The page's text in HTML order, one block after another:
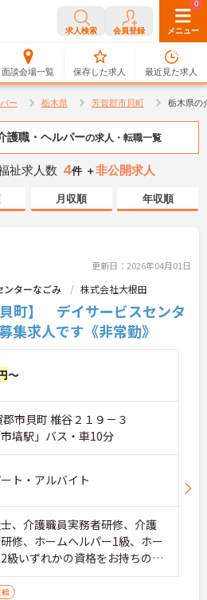
求人検索 会員登録 メニュー
面談会場一覧
0
保存した求人
0
最近見た求人
ー 栃木県 芳賀郡市貝町 栃木県の
護職・ヘルパーの求人・転職一覧
祉求人数 4件 ＋非公開求人
月収順 年収順
更新日：2026年04月01日
ンターなごみ 株式会社大根田
貝町】 デイサービスセンタ
集求人です《非常勤》
～
市貝町 椎谷２１９－３
塙駅」バス・車10分
ト・アルバイト
、介護職員実務者研修、介護
修、ホームヘルパー1級、ホー
級いずれかの資格をお持ちの
応相談 ※経験者優遇 ■普通
許（AT限定可）